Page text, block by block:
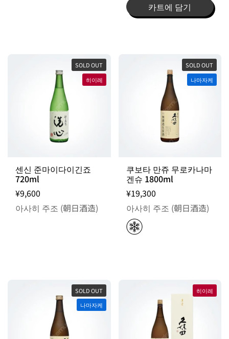
카트에 담기
센신 준마이다이긴죠
720ml
¥9,600
아사히 주조 (朝日酒造)
SOLD OUT
히이레
쿠보타 만쥬 무로카나마
겐슈 1800ml
¥19,300
아사히 주조 (朝日酒造)
SOLD OUT
나마자케
SOLD OUT
나마자케
히이레